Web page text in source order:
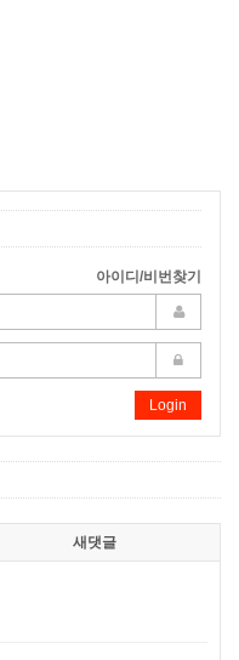
아이디/비번찾기
Login
새댓글